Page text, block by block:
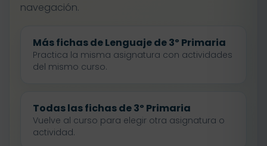
navegación.
Más fichas de Lenguaje de 3º Primaria
Practica la misma asignatura con actividades
del mismo curso.
Todas las fichas de 3º Primaria
Vuelve al curso para elegir otra asignatura o
actividad.